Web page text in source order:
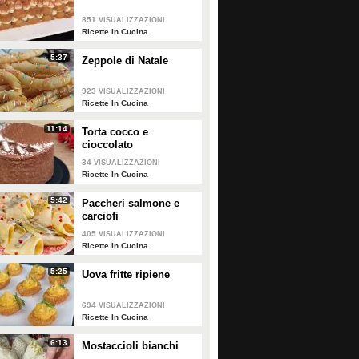
851 VISUALIZZAZIONI
Ricette In Cucina
5:37 Zeppole di Natale
923 VISUALIZZAZIONI
Ricette In Cucina
11:14
Torta cocco e
cioccolato
34 VISUALIZZAZIONI
Ricette In Cucina
5:42
Paccheri salmone e
carciofi
405 VISUALIZZAZIONI
Ricette In Cucina
5:25 Uova fritte ripiene
694 VISUALIZZAZIONI
Ricette In Cucina
6:13 Mostaccioli bianchi
80211• diRicette In Cucina